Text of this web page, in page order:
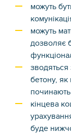
можуть
можуть
дозволяє
бетону, як
кінцева
буде